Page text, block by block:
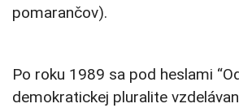
pomarančov).
Po roku 1989 sa pod heslami
demokratickej pluralite